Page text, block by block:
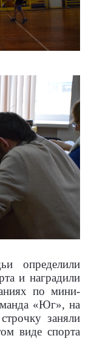
определили
и наградили
по мини-
«Юг», на
заняли
виде спорта